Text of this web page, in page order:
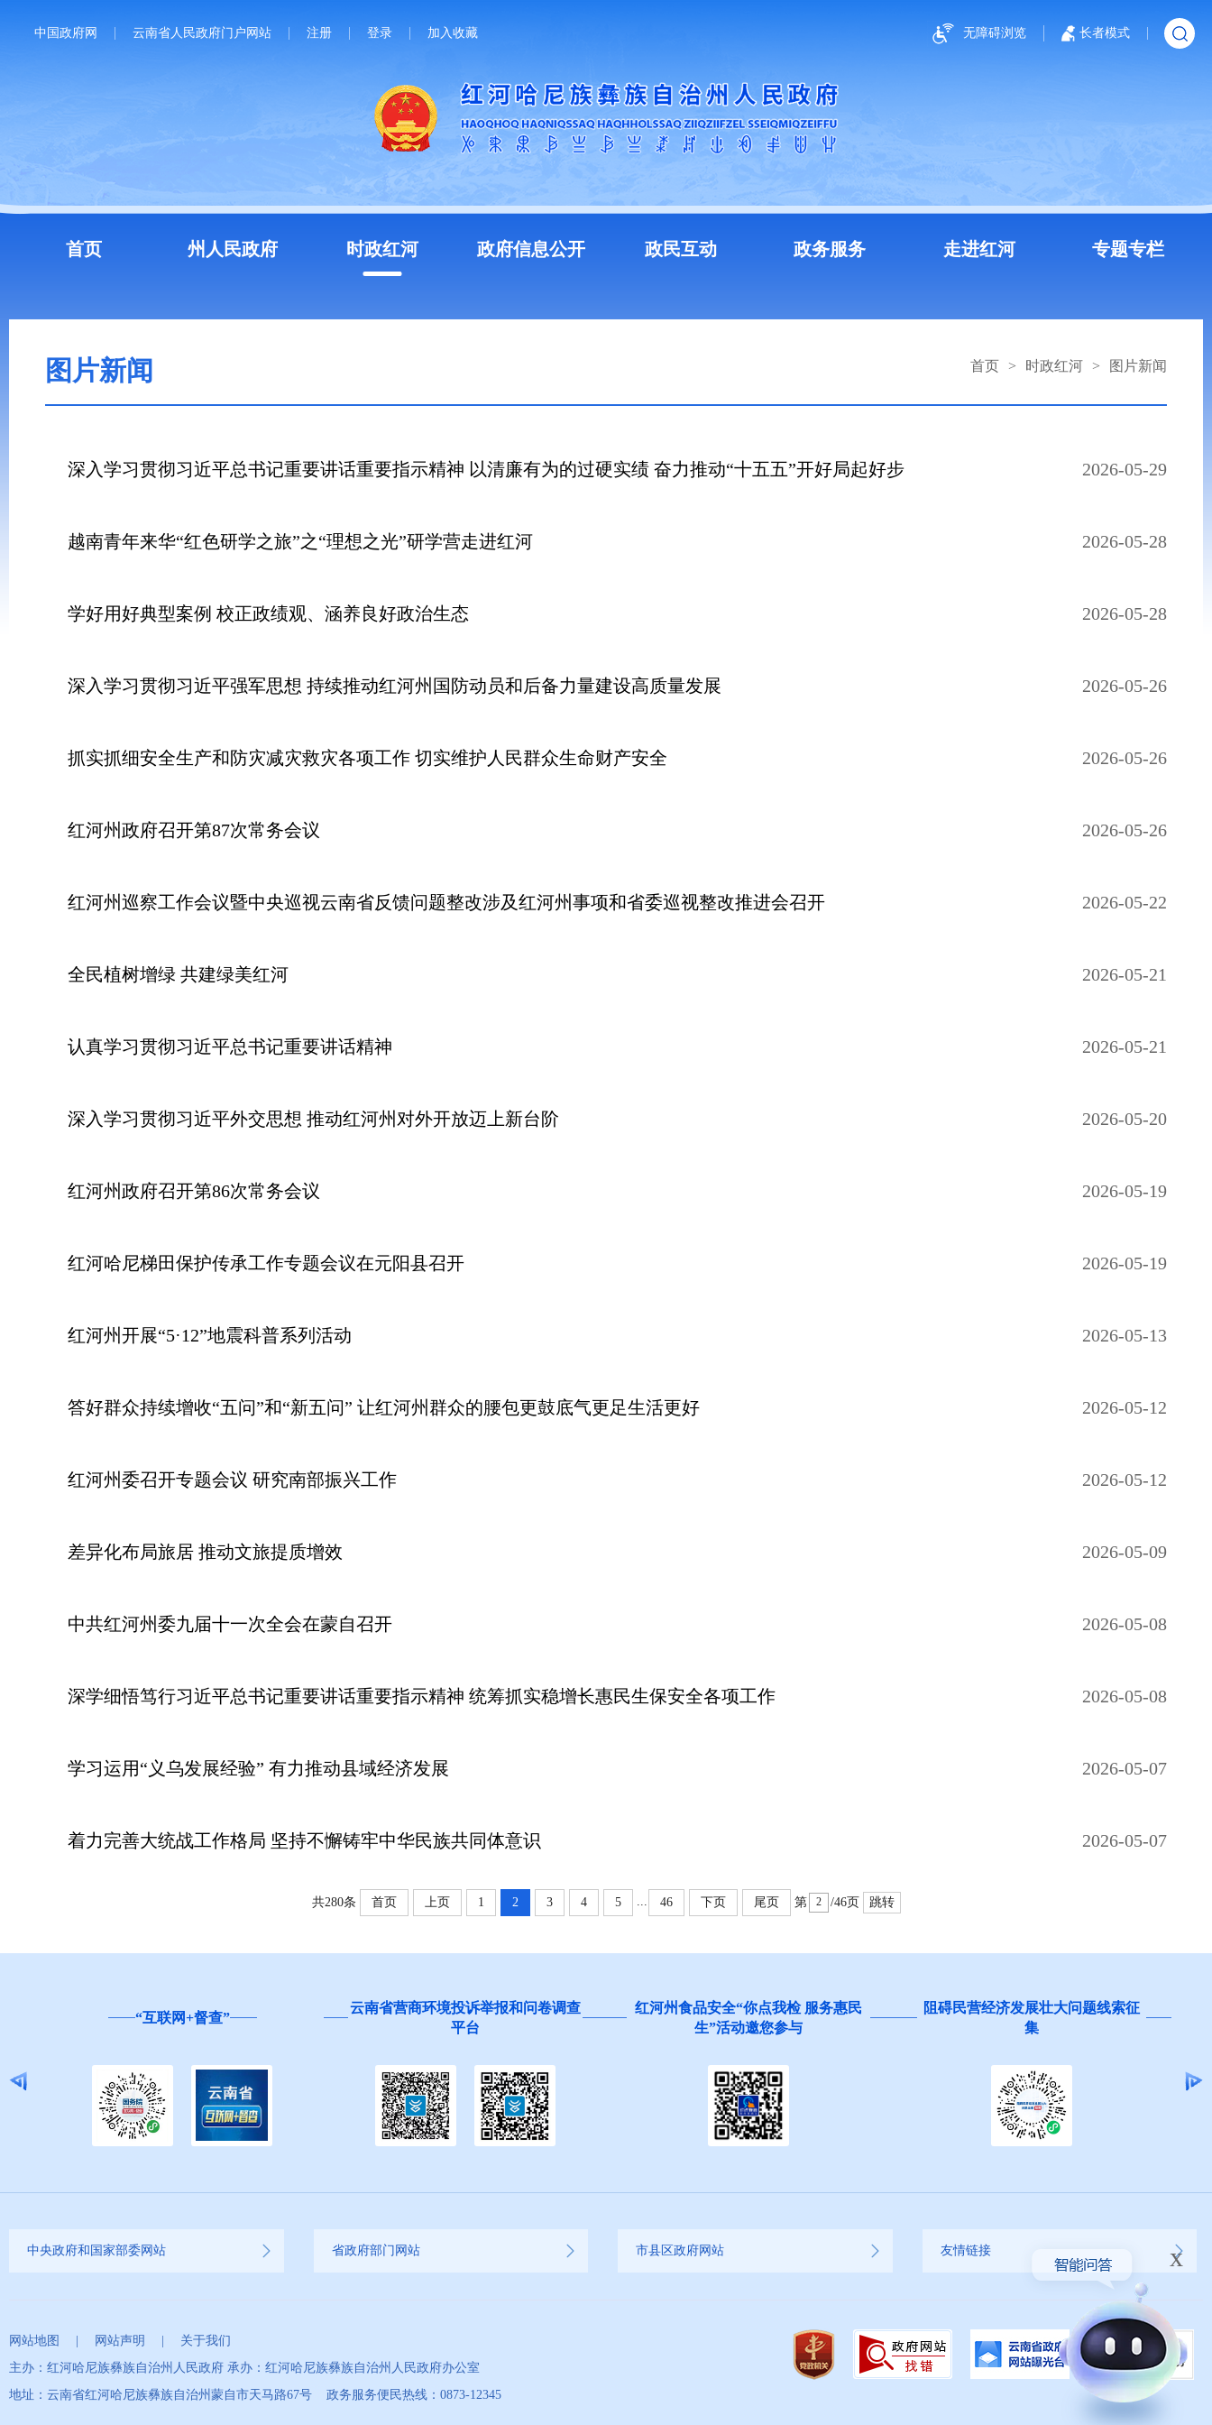
中国政府网 云南省人民政府门户网站 注册 登录 加入收藏 无障碍浏览 长者模式
首页 州人民政府 时政红河 政府信息公开 政民互动 政务服务 走进红河 专题专栏
图片新闻 首页 > 时政红河 > 图片新闻
深入学习贯彻习近平总书记重要讲话重要指示精神 以清廉有为的过硬实绩 奋力推动“十五五”开好局起好步 2026-05-29
越南青年来华“红色研学之旅”之“理想之光”研学营走进红河 2026-05-28
学好用好典型案例 校正政绩观、涵养良好政治生态 2026-05-28
深入学习贯彻习近平强军思想 持续推动红河州国防动员和后备力量建设高质量发展 2026-05-26
抓实抓细安全生产和防灾减灾救灾各项工作 切实维护人民群众生命财产安全 2026-05-26
红河州政府召开第87次常务会议 2026-05-26
红河州巡察工作会议暨中央巡视云南省反馈问题整改涉及红河州事项和省委巡视整改推进会召开 2026-05-22
全民植树增绿 共建绿美红河 2026-05-21
认真学习贯彻习近平总书记重要讲话精神 2026-05-21
深入学习贯彻习近平外交思想 推动红河州对外开放迈上新台阶 2026-05-20
红河州政府召开第86次常务会议 2026-05-19
红河哈尼梯田保护传承工作专题会议在元阳县召开 2026-05-19
红河州开展“5·12”地震科普系列活动 2026-05-13
答好群众持续增收“五问”和“新五问” 让红河州群众的腰包更鼓底气更足生活更好 2026-05-12
红河州委召开专题会议 研究南部振兴工作 2026-05-12
差异化布局旅居 推动文旅提质增效 2026-05-09
中共红河州委九届十一次全会在蒙自召开 2026-05-08
深学细悟笃行习近平总书记重要讲话重要指示精神 统筹抓实稳增长惠民生保安全各项工作 2026-05-08
学习运用“义乌发展经验” 有力推动县域经济发展 2026-05-07
着力完善大统战工作格局 坚持不懈铸牢中华民族共同体意识 2026-05-07
共280条 首页 上页 1 2 3 4 5 46 下页 尾页 第 /46页 跳转
“互联网+督查”
云南省营商环境投诉举报和问卷调查
平台
红河州食品安全“你点我检 服务惠民
生”活动邀您参与
阻碍民营经济发展壮大问题线索征
集
中央政府和国家部委网站 省政府部门网站 市县区政府网站 友情链接
网站地图 | 网站声明 | 关于我们
主办：红河哈尼族彝族自治州人民政府 承办：红河哈尼族彝族自治州人民政府办公室
地址：云南省红河哈尼族彝族自治州蒙自市天马路67号 政务服务便民热线：0873-12345
x